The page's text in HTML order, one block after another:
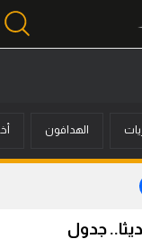
الهدافون
جدول